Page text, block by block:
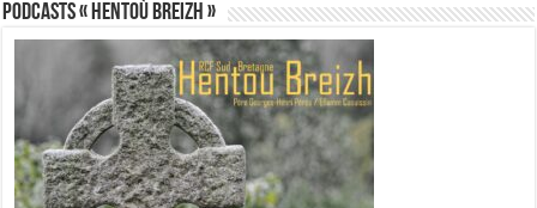
PODCASTS « Hentoù Breizh »